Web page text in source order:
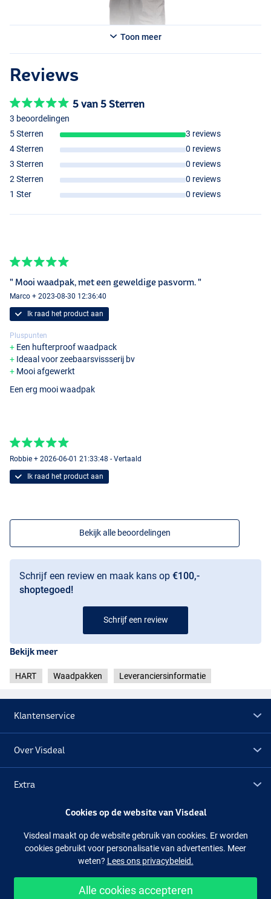
Toon meer
Reviews
5 van 5 Sterren
3 beoordelingen
5 Sterren
3 reviews
4 Sterren
0 reviews
3 Sterren
0 reviews
2 Sterren
0 reviews
1 Ster
0 reviews
" Mooi waadpak, met een geweldige pasvorm. "
Marco + 2023-08-30 12:36:40
Ik raad het product aan
Pluspunten
Een hufterproof waadpack
Ideaal voor zeebaarsvissserij bv
Mooi afgewerkt
Een erg mooi waadpak
Robbie + 2026-06-01 21:33:48 - Vertaald
Ik raad het product aan
Bekijk alle beoordelingen
Schrijf een review en maak kans op €100,-
shoptegoed!
Schrijf een review
Bekijk meer
HART Waadpakken Leveranciersinformatie
Klantenservice
Over Visdeal
Extra
Facebook Instagram
Cookies op de website van Visdeal
Visdeal maakt op de website gebruik van cookies. Er worden
cookies gebruikt voor personalisatie van advertenties. Meer
weten? Lees ons privacybeleid.
Alle cookies accepteren